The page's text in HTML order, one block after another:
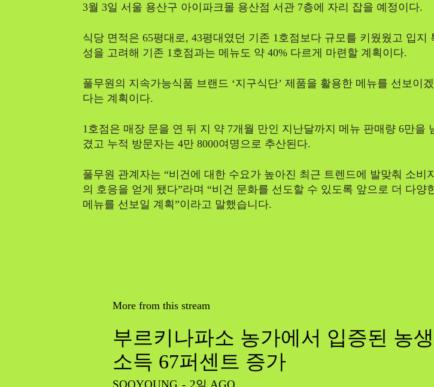
3월 3일 서울 용산구 아이파크몰 용산점 서관 7층에 자리 잡을 예정이다.
식당 면적은 65평대로, 43평대였던 기존 1호점보다 규모를 키웠웠고 입지
성을 고려해 기존 1호점과는 메뉴도 약 40% 다르게 마련할 계획이다.
풀무원의 지속가능식품 브랜드 ‘지구식단’ 제품을 활용한 메뉴를 선보이겠
다는 계획이다.
1호점은 매장 문을 연 뒤 지 약 7개월 만인 지난달까지 메뉴 판매량 6만을
겼고 누적 방문자는 4만 8000여명으로 추산된다.
풀무원 관계자는 “비건에 대한 수요가 높아진 최근 트렌드에 발맞춰 소비
의 호응을 얻게 됐다”라며 “비건 문화를 선도할 수 있도록 앞으로 더 다양
메뉴를 선보일 계획”이라고 말했습니다.
More from this stream
부르키나파소 농가에서 입증된 농
소득 67퍼센트 증가
SOOYOUNG - 2일 AGO